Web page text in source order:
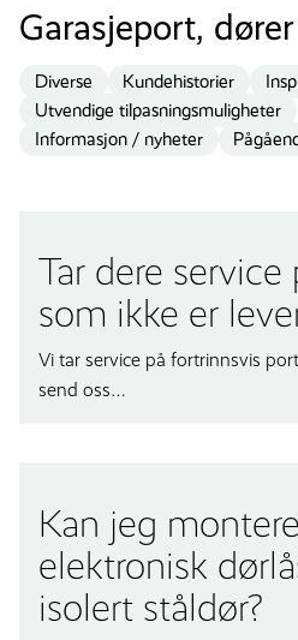
Garasjeport,
Diverse Kundehistorier
Utvendige tilpasningsmuligheter
Informasjon / nyheter
Tar dere
som ikke er
Vi tar service på fortrinnsvis
send oss…
Kan jeg
elektronisk
isolert ståldør?